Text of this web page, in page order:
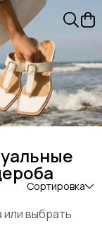
Сортировка
или выбрать